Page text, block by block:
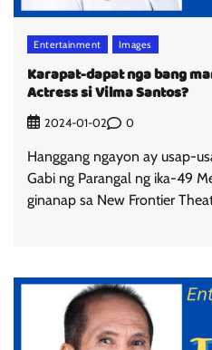
Entertainment Images
Karapat-dapat nga bang
Actress si Vilma Santos?
2024-01-02 0
Hanggang ngayon ay usap-
Gabi ng Parangal ng ika-49
ginanap sa New Frontier